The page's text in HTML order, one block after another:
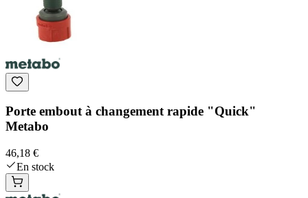
Porte embout à changement rapide "Quick"
Metabo
46,18 €
En stock